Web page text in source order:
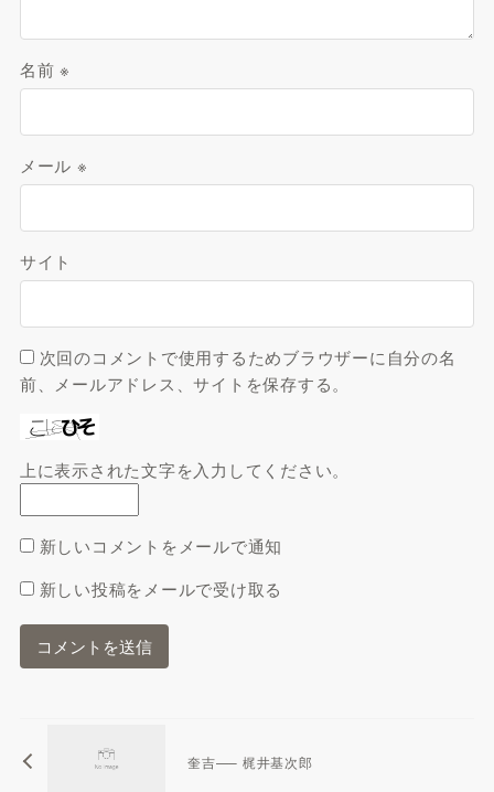
名前※
メール ※
サイト
次回のコメントで使用するためブラウザーに自分の名
前、メールアドレス、サイトを保存する。
上に表示された文字を入力してください。
新しいコメントをメールで通知
新しい投稿をメールで受け取る
奎吉—– 梶井基次郎